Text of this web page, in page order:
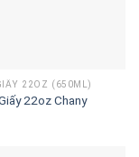
22OZ (650ML)
22oz Chany